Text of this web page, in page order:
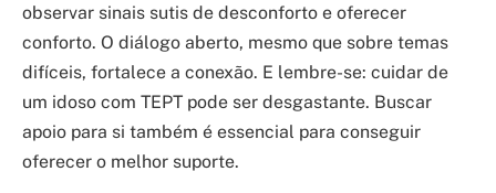
observar sinais sutis de desconforto e oferecer
conforto. O diálogo aberto, mesmo que sobre temas
difíceis, fortalece a conexão. E lembre-se: cuidar de
um idoso com TEPT pode ser desgastante. Buscar
apoio para si também é essencial para conseguir
oferecer o melhor suporte.